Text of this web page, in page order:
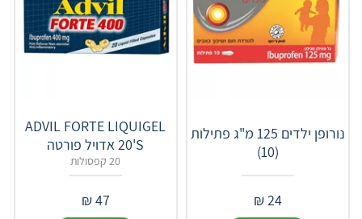
נורופן ילדים 125 מ"ג פתילות
(10)
24
₪
ADVIL FORTE LIQUIGEL
20'S אדויל פורטה
20 קפסולות
47
₪